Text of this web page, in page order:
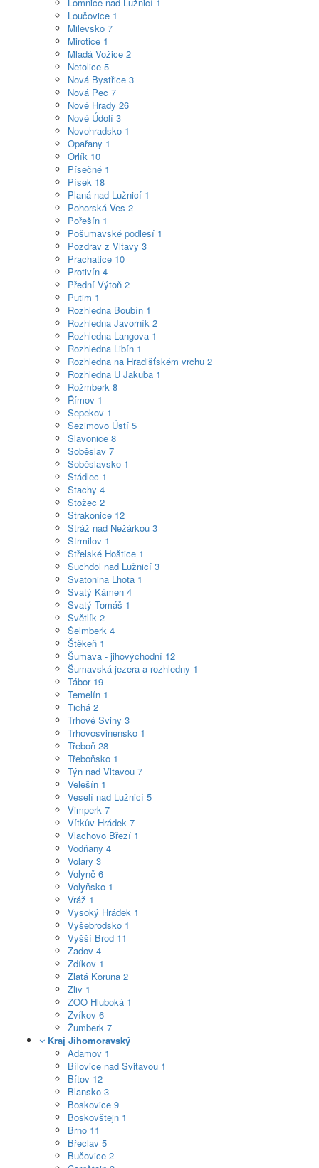
Loučovice 1
Milevsko 7
Mirotice 1
Mladá Vožice 2
Netolice 5
Nová Bystřice 3
Nová Pec 7
Nové Hrady 26
Nové Údolí 3
Novohradsko 1
Opařany 1
Orlík 10
Písečné 1
Písek 18
Planá nad Lužnicí 1
Pohorská Ves 2
Pořešín 1
Pošumavské podlesí 1
Pozdrav z Vltavy 3
Prachatice 10
Protivín 4
Přední Výtoň 2
Putim 1
Rozhledna Boubín 1
Rozhledna Javorník 2
Rozhledna Langova 1
Rozhledna Libín 1
Rozhledna na Hradišťském vrchu 2
Rozhledna U Jakuba 1
Rožmberk 8
Římov 1
Sepekov 1
Sezimovo Ústí 5
Slavonice 8
Soběslav 7
Soběslavsko 1
Stádlec 1
Stachy 4
Stožec 2
Strakonice 12
Stráž nad Nežárkou 3
Strmilov 1
Střelské Hoštice 1
Suchdol nad Lužnicí 3
Svatonina Lhota 1
Svatý Kámen 4
Svatý Tomáš 1
Světlík 2
Šelmberk 4
Štěkeň 1
Šumava - jihovýchodní 12
Šumavská jezera a rozhledny 1
Tábor 19
Temelín 1
Tichá 2
Trhové Sviny 3
Trhovosvinensko 1
Třeboň 28
Třeboňsko 1
Týn nad Vltavou 7
Velešín 1
Veselí nad Lužnicí 5
Vimperk 7
Vítkův Hrádek 7
Vlachovo Březí 1
Vodňany 4
Volary 3
Volyně 6
Volyňsko 1
Vráž 1
Vysoký Hrádek 1
Vyšebrodsko 1
Vyšší Brod 11
Zadov 4
Zdíkov 1
Zlatá Koruna 2
Zliv 1
ZOO Hluboká 1
Zvíkov 6
Žumberk 7
Kraj Jihomoravský
Adamov 1
Bílovice nad Svitavou 1
Bítov 12
Blansko 3
Boskovice 9
Boskovštejn 1
Brno 11
Břeclav 5
Bučovice 2